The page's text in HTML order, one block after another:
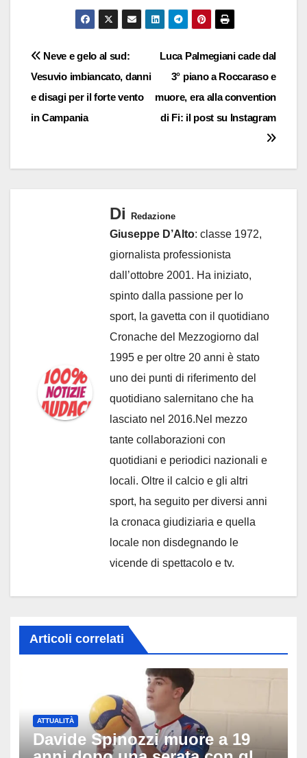
Navigazione
articoli
Luca Palmegiani cade dal
3° piano a Roccaraso e
muore, era alla convention
di Fi: il post su Instagram
Neve e gelo al sud:
Vesuvio imbiancato, danni
e disagi per il forte vento
in Campania
Di Redazione
Giuseppe D’Alto: classe 1972,
giornalista professionista
dall’ottobre 2001. Ha iniziato,
spinto dalla passione per lo
sport, la gavetta con il quotidiano
Cronache del Mezzogiorno dal
1995 e per oltre 20 anni è stato
uno dei punti di riferimento del
quotidiano salernitano che ha
lasciato nel 2016.Nel mezzo
tante collaborazioni con
quotidiani e periodici nazionali e
locali. Oltre il calcio e gli altri
sport, ha seguito per diversi anni
la cronaca giudiziaria e quella
locale non disdegnando le
vicende di spettacolo e tv.
Articoli correlati
ATTUALITÀ
Davide Spinozzi muore a 19